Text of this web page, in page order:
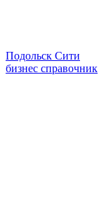
Подольск Сити
бизнес справочник